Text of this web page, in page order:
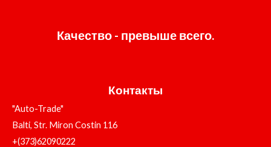
Качество - превыше всего.
Контакты
"Auto-Trade"
Balti, Str. Miron Costin 116
+(373)62090222